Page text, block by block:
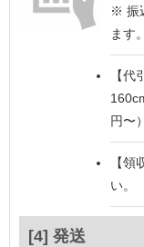
※ 振
ます。
【代
円〜）
【領
い。
[4] 発送